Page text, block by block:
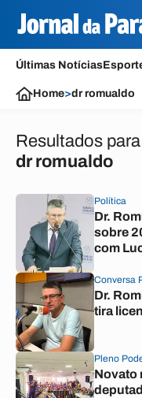
Últimas Notícias
Home>dr romualdo
Resultados
dr romualdo
Política
Dr.
sobre
com
Conversa
Dr.
tira
Pleno
Novato